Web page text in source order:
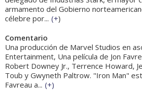
armamento del Gobierno
célebre por... (+)
Comentario
Una producción de Marvel Studios en
Entertainment, Una película de Jon
Robert Downey Jr., Terrence Howard,
Toub y Gwyneth Paltrow. "Iron Man"
Favreau a... (+)